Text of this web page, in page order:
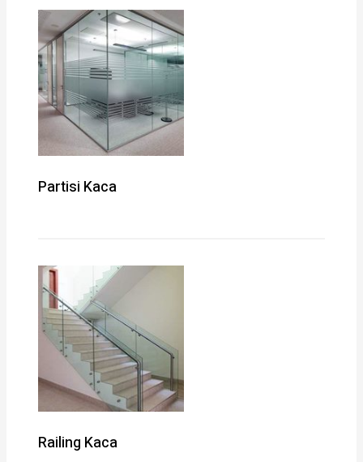
Partisi Kaca
Railing Kaca